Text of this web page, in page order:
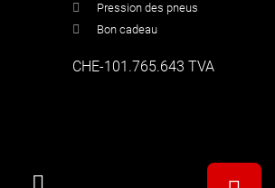
Pression des pneus
Bon cadeau
CHE-101.765.643 TVA